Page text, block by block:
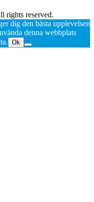
rights reserved.
dig den bästa upplevelsen
denna webbplats
Ok